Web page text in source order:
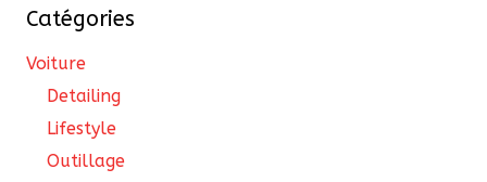
Catégories
Voiture
Detailing
Lifestyle
Outillage